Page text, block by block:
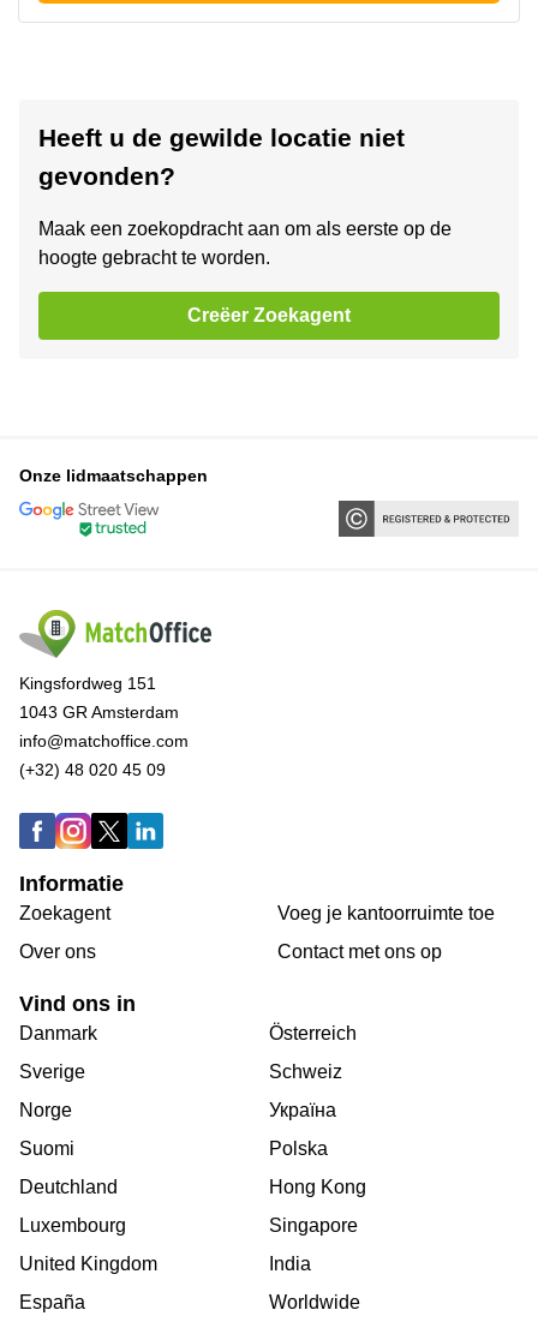
Heeft u de gewilde locatie niet
gevonden?
Maak een zoekopdracht aan om als eerste op de
hoogte gebracht te worden.
Creëer Zoekagent
Onze lidmaatschappen
Kingsfordweg 151
1043 GR Amsterdam
info@matchoffice.com
(+32) 48 020 45 09
Informatie
Zoekagent
Over ons
Voeg je kantoorruimte toe
Сontact met ons op
Vind ons in
Danmark
Sverige
Norge
Suomi
Deutchland
Luxembourg
United Kingdom
España
Österreich
Schweiz
Україна
Polska
Hong Kong
Singapore
India
Worldwide